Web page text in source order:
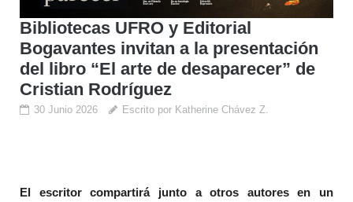
Bibliotecas UFRO y Editorial
Bogavantes invitan a la presentación
del libro “El arte de desaparecer” de
Cristian Rodríguez
30 Junio 2026 Escrito por Katherine Chávez Z.
El escritor compartirá junto a otros autores en un